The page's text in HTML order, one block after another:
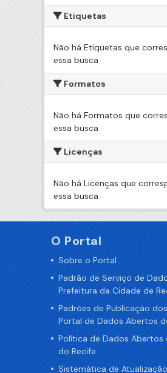
Etiquetas
Não há Etiquetas que
essa busca
Formatos
Não há Formatos que
essa busca
Licenças
Não há Licenças que
essa busca
O Portal
Sobre o Portal
Padrão de Serviço de
Prefeitura da Cidade de
Padrões de Publicação
Portal de Dados Abertos
Política de Dados Abertos
do Recife
Sistemática de